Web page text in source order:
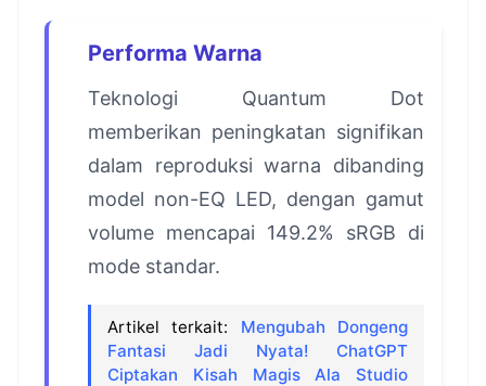
Performa Warna
Teknologi Quantum Dot
memberikan peningkatan signifikan
dalam reproduksi warna dibanding
model non-EQ LED, dengan gamut
volume mencapai 149.2% sRGB di
mode standar.
Artikel terkait: Mengubah Dongeng
Fantasi Jadi Nyata! ChatGPT
Ciptakan Kisah Magis Ala Studio